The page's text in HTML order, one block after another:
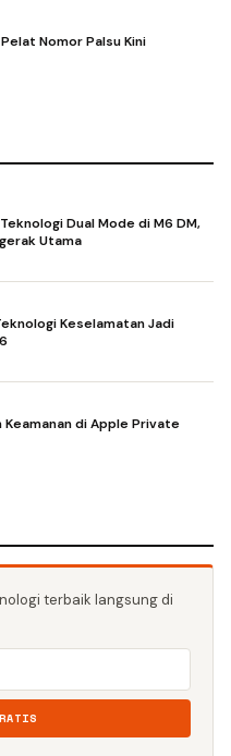
Nomor Palsu Kini
Dual Mode di M6 DM,
Utama
Keselamatan Jadi
di Apple Private
terbaik langsung di